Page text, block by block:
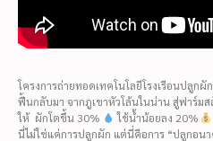
โครงการถ่ายทอดเทคโนโลยีโรงเรือนปลูก
ฟื้นกลับมา จากภูเขาหัวโล้นในน่าน สู่ฟาร์ม
ให้ ผักโตขึ้น 30%
ใช้น้ำน้อยลง 20%
นี่ไม่ใช่แค่การปลูกผัก แต่นี่คือการ “ปลูกอน